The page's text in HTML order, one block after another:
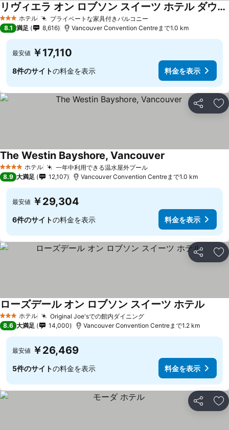
3 ホテルのランク
ホテル プライベートな家具付きバルコニー
リヴィエラ オン ロブソン スイーツ ホテル ダウンタウン バンクーバー
料金を表示
8.1 満足 8,616 Vancouver Convention Centreまで1.0 km
最安値 ￥17,110
8件のサイトの料金を表示 料金を表示
シェア お
4 ホテルのランク
ホテル 一年中利用できる温水屋外プール料金を表示
The Westin Bayshore, Vancouver
8.9 大満足 12,107 Vancouver Convention Centreまで1.0 km
最安値 ￥29,304
6件のサイトの料金を表示 料金を表示
シェア お
3 ホテルのランク
ホテル Original Joe'sでの館内ダイニング料金を表示
ローズデール オン ロブソン スイーツ ホテル
8.6 大満足 14,000 Vancouver Convention Centreまで1.2 km
最安値 ￥26,469
5件のサイトの料金を表示 料金を表示
シェア お